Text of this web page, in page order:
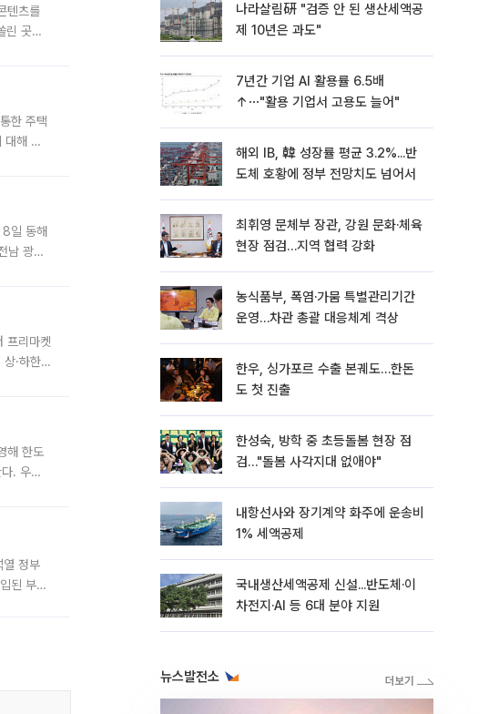
텐츠를
린 곳은
한 주택
대해 정
일 동해
남 광양
프리마켓
·하한
해 한도
. 우리
열 정부
된 부산
나라살림硏 "검증 안 된 생산세액공
제 10년은 과도"
7년간 기업 AI 활용률 6.5배
↑⋯"활용 기업서 고용도 늘어"
해외 IB, 韓 성장률 평균 3.2%...반
도체 호황에 정부 전망치도 넘어서
최휘영 문체부 장관, 강원 문화·체육
현장 점검…지역 협력 강화
농식품부, 폭염·가뭄 특별관리기간
운영…차관 총괄 대응체계 격상
한우, 싱가포르 수출 본궤도…한돈
도 첫 진출
한성숙, 방학 중 초등돌봄 현장 점
검…"돌봄 사각지대 없애야"
내항선사와 장기계약 화주에 운송비
1% 세액공제
국내생산세액공제 신설...반도체·이
차전지·AI 등 6대 분야 지원
뉴스발전소